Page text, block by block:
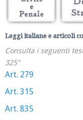
Leggi italiane e articoli
Consulta i seguenti
325"
Art. 279
Art. 315
Art. 835